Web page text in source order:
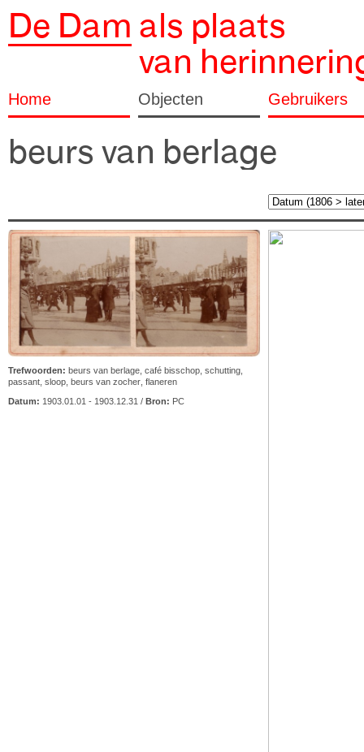
De Dam als plaats
van
Home Objecten Gebruikers
beurs van berlage
Trefwoorden: beurs van berlage, café bisschop, schutting,
passant, sloop, beurs van zocher, flaneren
Datum: 1903.01.01 - 1903.12.31 / Bron: PC